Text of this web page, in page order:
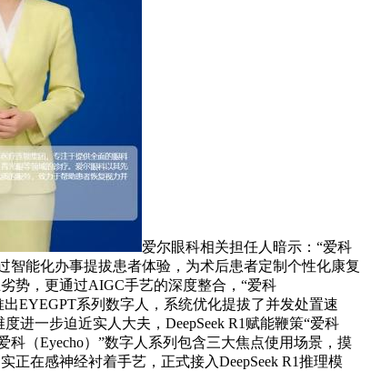
爱尔眼科相关担任人暗示：“爱科
智能化办事提拔患者体验，为术后患者定制个性化康复
势，更通过AIGC手艺的深度整合，“爱科
EYEGPT系列数字人，系统优化提拔了并发处置速
进一步迫近实人大夫，DeepSeek R1赋能鞭策“爱科
科（Eyecho）”数字人系列包含三大焦点使用场景，摸
在感神经衬着手艺，正式接入DeepSeek R1推理模